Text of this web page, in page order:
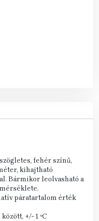
fehér színű,
kihajtható
Bármikor leolvasható a
páratartalom érték
+/- 1 ºC